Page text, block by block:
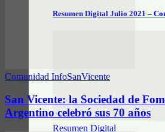
Resumen Digital Julio 2021 –
Resumen Digital
Comunidad InfoSanVicente
San Vicente: la Sociedad de
Argentino celebró sus 70 años